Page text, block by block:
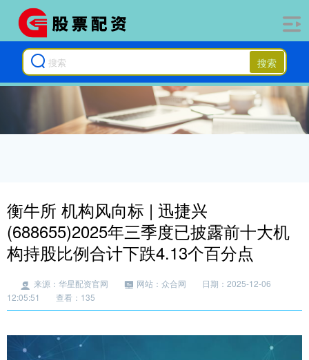
搜索
衡牛所 机构风向标 | 迅捷兴
(688655)2025年三季度已披露前十大机
构持股比例合计下跌4.13个百分点
来源：华星配资官网 网站：众合网
日期：2025-12-06
12:05:51
查看：135